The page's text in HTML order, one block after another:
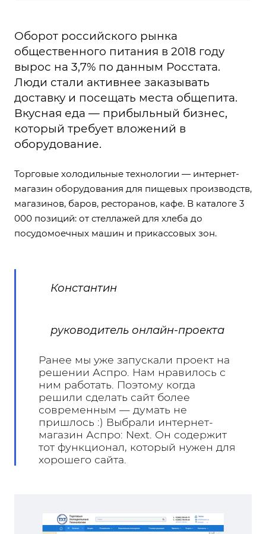
Оборот российского рынка
общественного питания в 2018 году
вырос на 3,7% по данным Росстата.
Люди стали активнее заказывать
доставку и посещать места общепита.
Вкусная еда — прибыльный бизнес,
который требует вложений в
оборудование.
Торговые холодильные технологии — интернет-
магазин оборудования для пищевых производств,
магазинов, баров, ресторанов, кафе. В каталоге 3
000 позиций: от стеллажей для хлеба до
посудомоечных машин и прикассовых зон.
Константин
руководитель онлайн-проекта
Ранее мы уже запускали проект на
решении Аспро. Нам нравилось с
ним работать. Поэтому когда
решили сделать сайт более
современным — думать не
пришлось :) Выбрали интернет-
магазин Аспро: Next. Он содержит
тот функционал, который нужен для
хорошего сайта.